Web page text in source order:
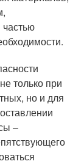
только при
но и для
–